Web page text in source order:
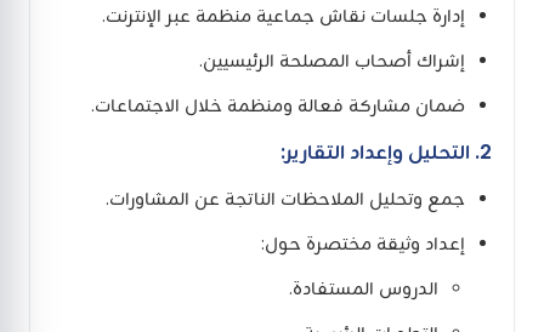
إدارة جلسات نقاش جماعية منظمة عبر الإنترنت.
إشراك أصحاب المصلحة الرئيسيين.
ضمان مشاركة فعالة ومنظمة خلال الاجتماعات.
2. التحليل وإعداد التقارير:
جمع وتحليل الملاحظات الناتجة عن المشاورات.
إعداد وثيقة مختصرة حول:
الدروس المستفادة.